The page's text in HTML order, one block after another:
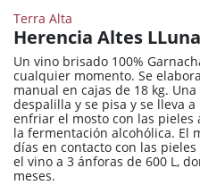
Terra Alta
Herencia Altes
Un vino brisado 100%
cualquier momento. Se
manual en cajas de 18 kg.
despalilla y se pisa y se lleva
enfriar el mosto con las pieles
la fermentación alcohólica. El
días en contacto con las
el vino a 3 ánforas de 600 L,
meses.